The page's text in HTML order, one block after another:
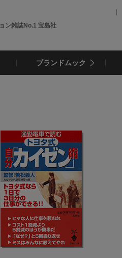
ン雑誌No.1 宝島社
ブランドムック